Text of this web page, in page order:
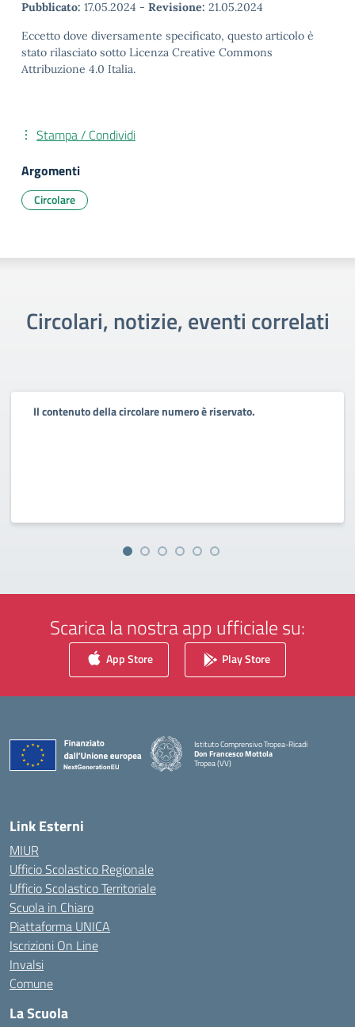
Pubblicato: 17.05.2024 - Revisione: 21.05.2024
Eccetto dove diversamente specificato, questo articolo è
stato rilasciato sotto Licenza Creative Commons
Attribuzione 4.0 Italia.
Stampa / Condividi
Argomenti
Circolare
Circolari, notizie, eventi correlati
Il contenuto della circolare numero è riservato.
Scarica la nostra app ufficiale su:
App Store Play Store
Istituto Comprensivo Tropea-Ricadi
Don Francesco Mottola
Tropea (VV)
— Visita la pagina iniziale della scuola
Link Esterni
MIUR
Ufficio Scolastico Regionale
Ufficio Scolastico Territoriale
Scuola in Chiaro
Piattaforma UNICA
Iscrizioni On Line
Invalsi
Comune
La Scuola